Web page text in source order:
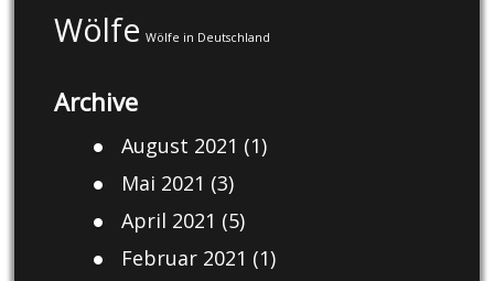
Wölfe Wölfe in Deutschland
Archive
August 2021 (1)
Mai 2021 (3)
April 2021 (5)
Februar 2021 (1)